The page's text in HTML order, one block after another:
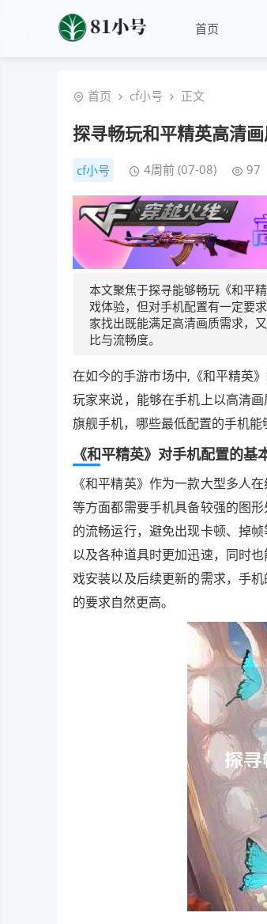
首页
首页 cf小号 正文
探寻畅玩和平精英高清
cf小号 4周前 (07-08) 97
本文聚焦于探寻能够畅玩《和平
戏体验，但对手机配置有一定要
家找出既能满足高清画质需求，
比与流畅度。
在如今的手游市场中,《和平精英
玩家来说，能够在手机上以高清
旗舰手机，哪些最低配置的手机
《和平精英》对手机配置的基
《和平精英》作为一款大型多人
等方面都需要手机具备较强的图
的流畅运行，避免出现卡顿、掉
以及各种道具时更加迅速，同时
戏安装以及后续更新的需求，手
的要求自然更高。